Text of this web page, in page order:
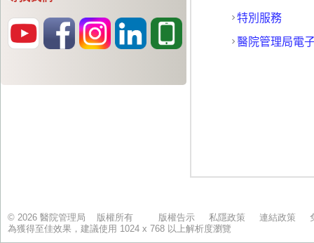
© 2026 醫院管理局 版權所有 版權告示 私隱政策 連結政策
為獲得至佳效果，建議使用 1024 x 768 以上解析度瀏覽